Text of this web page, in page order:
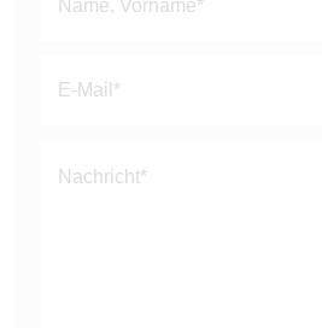
dieses
leer.